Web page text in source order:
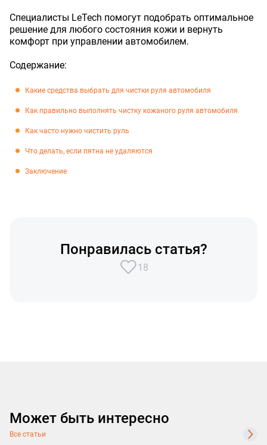
Специалисты LeTech помогут подобрать оптимальное
решение для любого состояния кожи и вернуть
комфорт при управлении автомобилем.
Содержание:
Какие средства выбрать для чистки руля автомобиля
Как правильно выполнять чистку кожаного руля автомобиля
Как часто нужно чистить руль
Что делать, если пятна не удаляются
Заключение
Понравилась статья?
18
Может быть интересно
Все статьи